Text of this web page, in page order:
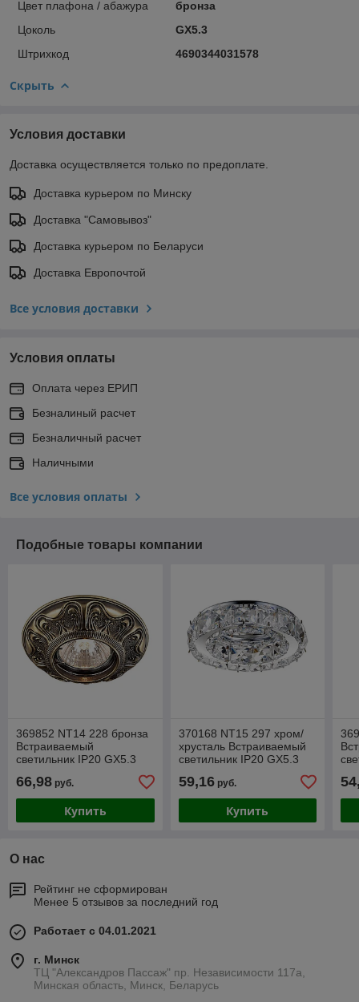
Цвет плафона / абажура
бронза
Цоколь
GX5.3
Штрихкод
4690344031578
Скрыть
Условия доставки
Доставка осуществляется только по предоплате.
Доставка курьером по Минску
Доставка "Самовывоз"
Доставка курьером по Беларуси
Доставка Европочтой
Все условия доставки
Условия оплаты
Оплата через ЕРИП
Безналиный расчет
Безналичный расчет
Наличными
Все условия оплаты
Подобные товары компании
369852 NT14 228 бронза
Встраиваемый
светильник IP20 GX5.3
66,98 руб.
Купить
370168 NT15 297 хром/
хрусталь Встраиваемый
светильник IP20 GX5.3
59,16руб.
Купить
О нас
Рейтинг не сформирован
Менее 5 отзывов за последний год
Работает с 04.01.2021
г. Минск
ТЦ "Александров Пассаж" пр. Независимости 117а,
Минская область, Минск, Беларусь